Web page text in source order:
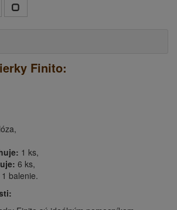
Finito:
1 ks,
6 ks,
balenie.